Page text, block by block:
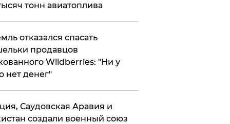
тонн авиатоплива
отказался спасать
продавцов
Wildberries: "Ни у
нет денег"
Саудовская Аравия и
создали военный союз